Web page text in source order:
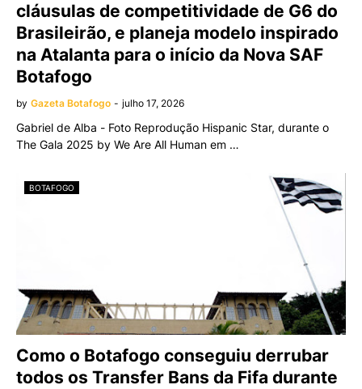
cláusulas de competitividade de G6 do
Brasileirão, e planeja modelo inspirado
na Atalanta para o início da Nova SAF
Botafogo
by Gazeta Botafogo - julho 17, 2026
Gabriel de Alba - Foto Reprodução Hispanic Star, durante o
The Gala 2025 by We Are All Human em …
BOTAFOGO
Como o Botafogo conseguiu derrubar
todos os Transfer Bans da Fifa durante